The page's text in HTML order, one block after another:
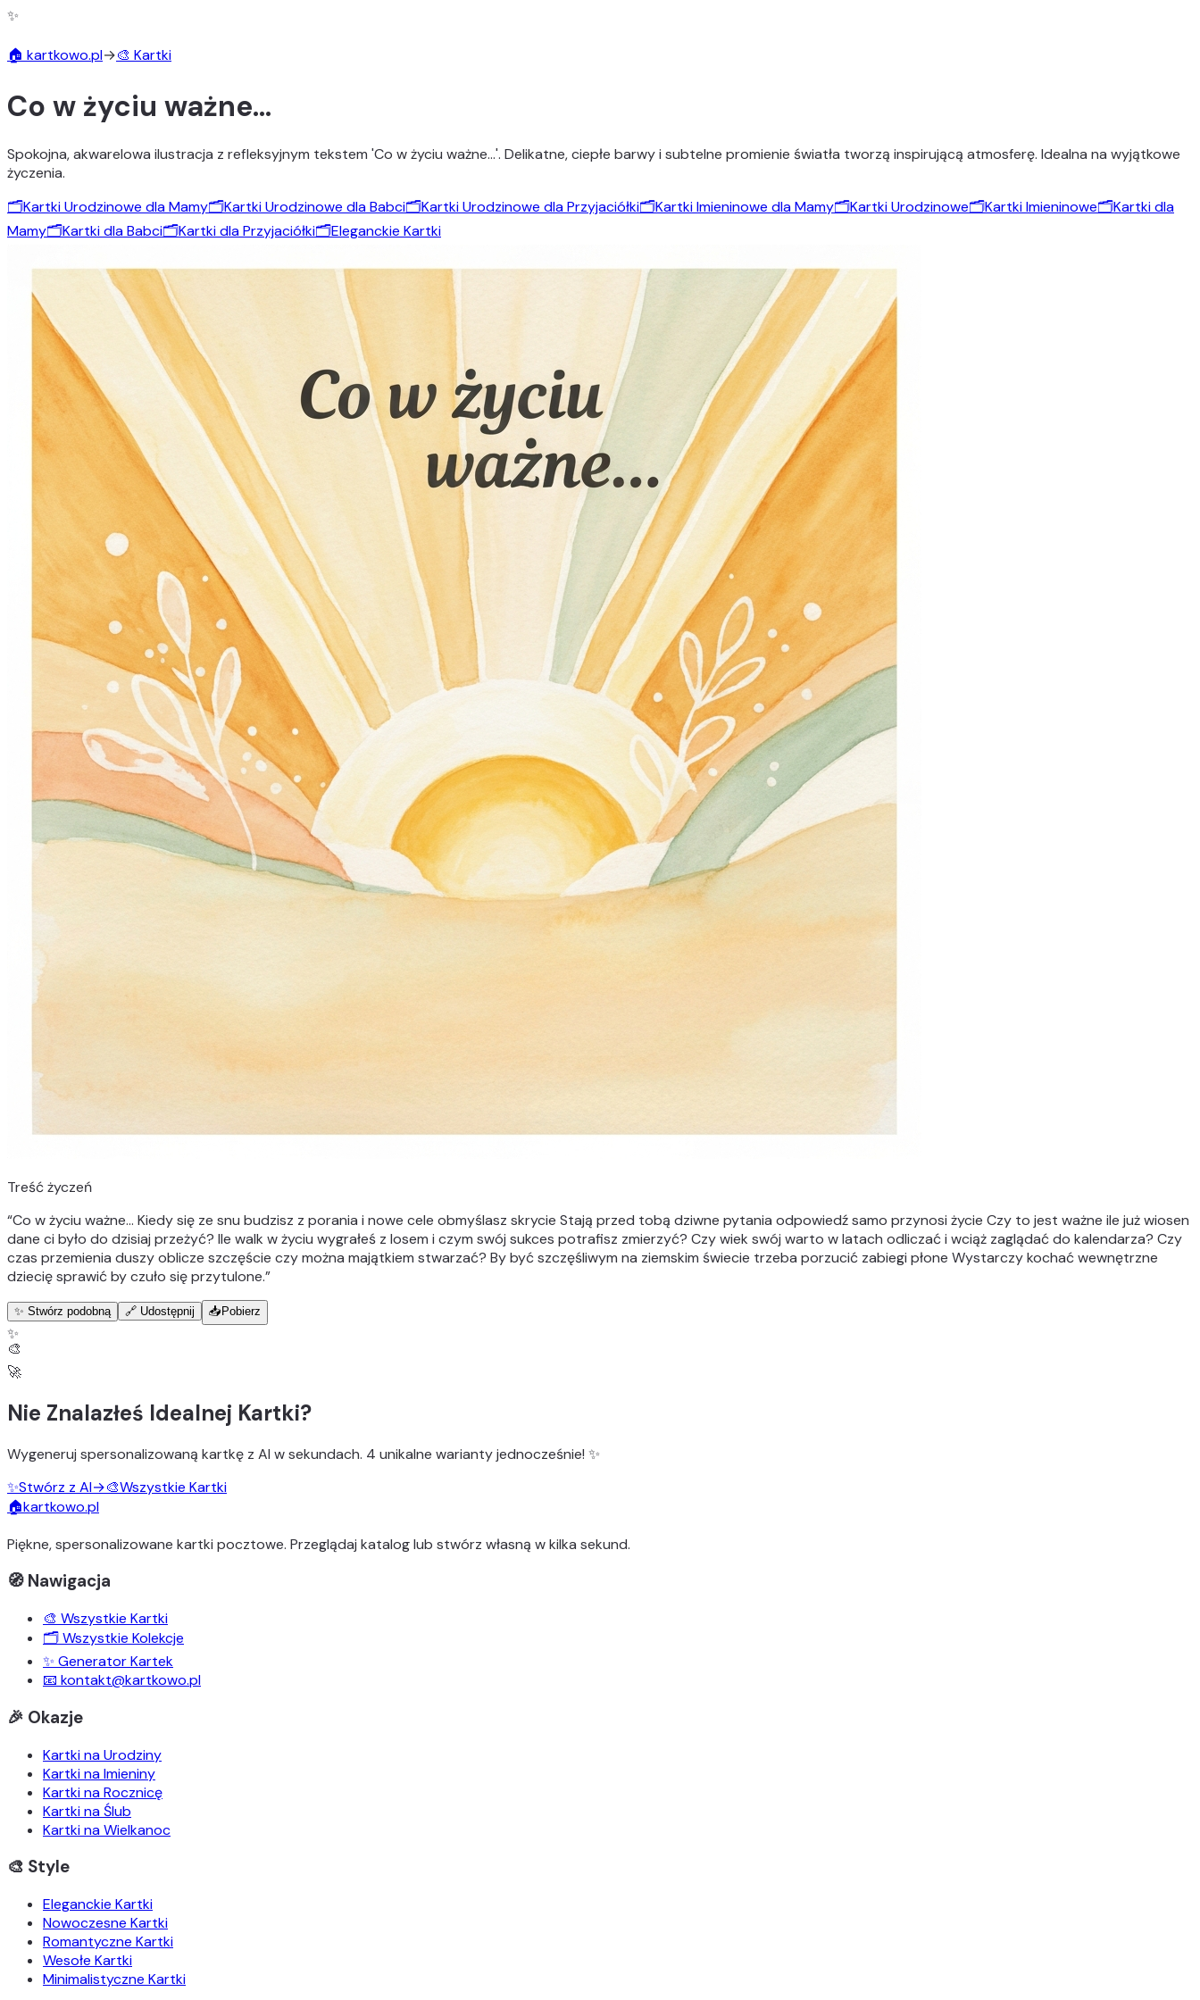
✨
🏠 kartkowo.pl→🎨 Kartki
Co w życiu ważne…
Spokojna, akwarelowa ilustracja z refleksyjnym tekstem 'Co w życiu ważne…'. Delikatne, ciepłe barwy i subtelne promienie światła tworzą inspirującą atmosferę. Idealna na wyjątkowe
życzenia.
🗂️Kartki Urodzinowe dla Mamy🗂️Kartki Urodzinowe dla Babci🗂️Kartki Urodzinowe dla Przyjaciółki🗂️Kartki Imieninowe dla Mamy🗂️Kartki Urodzinowe🗂️Kartki Imieninowe🗂️Kartki dla
Mamy🗂️Kartki dla Babci🗂️Kartki dla Przyjaciółki🗂️Eleganckie Kartki
Treść życzeń
“Co w życiu ważne… Kiedy się ze snu budzisz z porania i nowe cele obmyślasz skrycie Stają przed tobą dziwne pytania odpowiedź samo przynosi życie Czy to jest ważne ile już wiosen
dane ci było do dzisiaj przeżyć? Ile walk w życiu wygrałeś z losem i czym swój sukces potrafisz zmierzyć? Czy wiek swój warto w latach odliczać i wciąż zaglądać do kalendarza? Czy
czas przemienia duszy oblicze szczęście czy można majątkiem stwarzać? By być szczęśliwym na ziemskim świecie trzeba porzucić zabiegi płone Wystarczy kochać wewnętrzne
dziecię sprawić by czuło się przytulone.”
✨ Stwórz podobną 🔗 Udostępnij 📥 Pobierz
✨
🎨
🚀
Nie Znalazłeś Idealnej Kartki?
Wygeneruj spersonalizowaną kartkę z AI w sekundach. 4 unikalne wariantyjednocześnie! ✨
✨Stwórz z AI→🎨Wszystkie Kartki
🏠kartkowo.pl
Piękne, spersonalizowane kartki pocztowe. Przeglądaj katalog lub stwórz własną w kilka sekund.
🧭 Nawigacja
🎨 Wszystkie Kartki
🗂️ Wszystkie Kolekcje
✨ Generator Kartek
📧 kontakt@kartkowo.pl
🎉 Okazje
Kartki na Urodziny
Kartki na Imieniny
Kartki na Rocznicę
Kartki na Ślub
Kartki na Wielkanoc
🎨 Style
Eleganckie Kartki
Nowoczesne Kartki
Romantyczne Kartki
Wesołe Kartki
Minimalistyczne Kartki